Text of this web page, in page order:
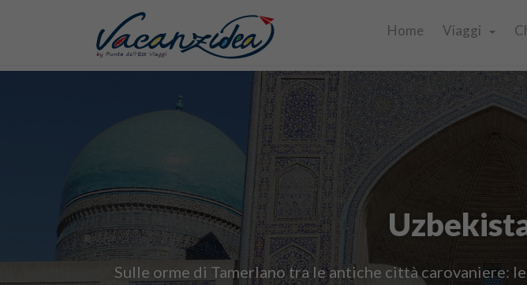
Home Viaggi
Sulle orme di Tamerlano tra le antiche città carovaniere: